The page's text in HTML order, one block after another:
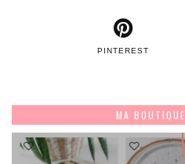
PINTEREST
MA